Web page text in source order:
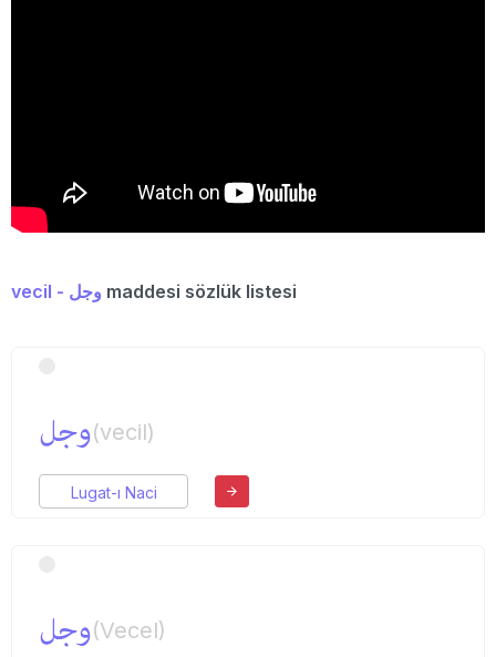
vecil - وجل maddesi sözlük listesi
وجل(vecil)
Lugat-ı Naci
وجل(Vecel)